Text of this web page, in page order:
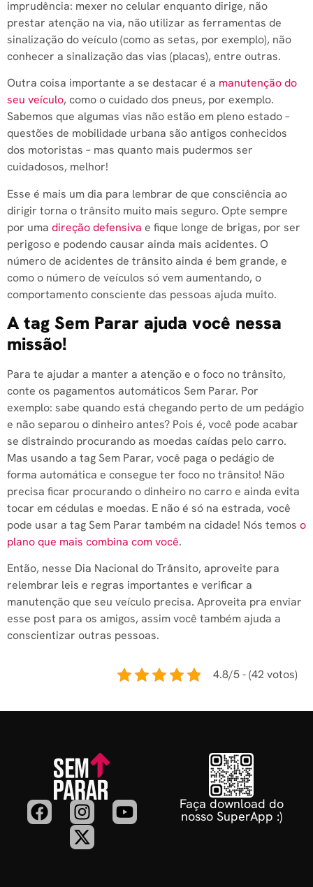
imprudência: mexer no celular enquanto dirige, não
prestar atenção na via, não utilizar as ferramentas de
sinalização do veículo (como as setas, por exemplo), não
conhecer a sinalização das vias (placas), entre outras.
Outra coisa importante a se destacar é a manutenção do
seu veículo, como o cuidado dos pneus, por exemplo.
Sabemos que algumas vias não estão em pleno estado –
questões de mobilidade urbana são antigos conhecidos
dos motoristas – mas quanto mais pudermos ser
cuidadosos, melhor!
Esse é mais um dia para lembrar de que consciência ao
dirigir torna o trânsito muito mais seguro. Opte sempre
por uma direção defensiva e fique longe de brigas, por ser
perigoso e podendo causar ainda mais acidentes. O
número de acidentes de trânsito ainda é bem grande, e
como o número de veículos só vem aumentando, o
comportamento consciente das pessoas ajuda muito.
A tag Sem Parar ajuda você nessa
missão!
Para te ajudar a manter a atenção e o foco no trânsito,
conte os pagamentos automáticos Sem Parar. Por
exemplo: sabe quando está chegando perto de um pedágio
e não separou o dinheiro antes? Pois é, você pode acabar
se distraindo procurando as moedas caídas pelo carro.
Mas usando a tag Sem Parar, você paga o pedágio de
forma automática e consegue ter foco no trânsito! Não
precisa ficar procurando o dinheiro no carro e ainda evita
tocar em cédulas e moedas. E não é só na estrada, você
pode usar a tag Sem Parar também na cidade! Nós temos o
plano que mais combina com você.
Então, nesse Dia Nacional do Trânsito, aproveite para
relembrar leis e regras importantes e verificar a
manutenção que seu veículo precisa. Aproveita pra enviar
esse post para os amigos, assim você também ajuda a
conscientizar outras pessoas.
4.8/5 - (42 votos)
Faça download do
nosso SuperApp :)